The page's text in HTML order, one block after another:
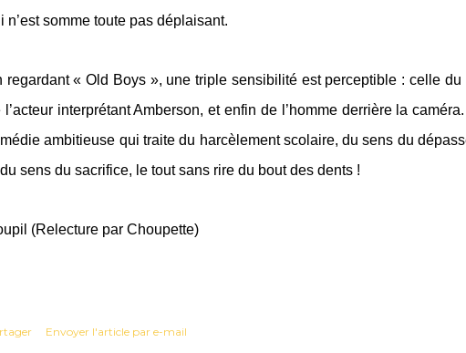
n’est somme toute pas déplaisant.
regardant « Old Boys », une triple sensibilité est perceptible : celle
l’acteur interprétant Amberson, et enfin de l’homme derrière la
ambitieuse qui traite du harcèlement scolaire, du sens du
sens du sacrifice, le tout sans rire du bout des dents !
(Relecture par Choupette)
Envoyer l'article par e-mail